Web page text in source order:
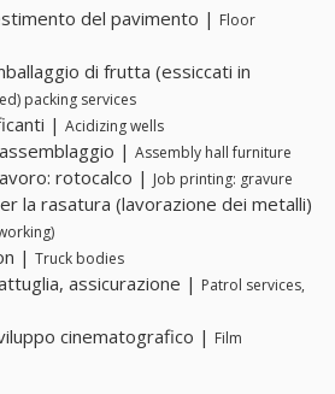
del pavimento | Floor
di frutta (essiccati in
packing services
| Acidizing wells
| Assembly hall furniture
rotocalco | Job printing: gravure
la rasatura (lavorazione dei metalli)
| Truck bodies
assicurazione | Patrol services,
cinematografico | Film